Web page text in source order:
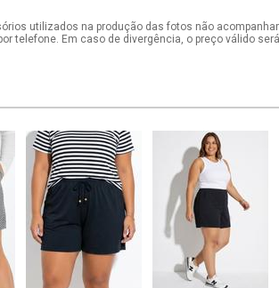
utilizados na produção das fotos não
telefone. Em caso de divergência, o preço válido